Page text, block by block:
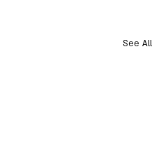
See All